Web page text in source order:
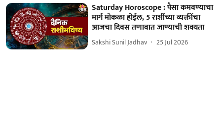
Saturday Horoscope : पैसा कमवण्याचा
मार्ग मोकळा होईल, 5 राशींच्या व्यक्तींचा
आजचा दिवस तणावात जाण्याची शक्यता
Sakshi Sunil Jadhav 25 Jul 2026